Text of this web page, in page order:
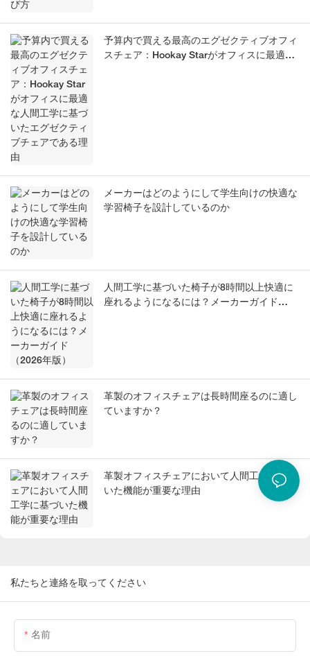
予算内で買える最高のエグゼクティブオフィ
スチェア：Hookay Starがオフィスに最適な
メーカーはどのようにして学生向けの快適な
学習椅子を設計しているのか
人間工学に基づいた椅子が8時間以上快適に
座れるようになるには？メーカーガイド
革製のオフィスチェアは長時間座るのに適し
ていますか？
革製オフィスチェアにおいて人間工学に基づ
いた機能が重要な理由
私たちと連絡を取ってください
名前